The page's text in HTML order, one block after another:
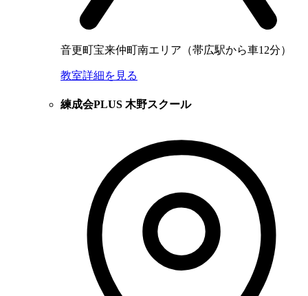
音更町宝来仲町南エリア（帯広駅から車12分）
教室詳細を見る
練成会PLUS 木野スクール